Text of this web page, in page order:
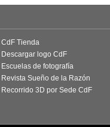
CdF Tienda
Descargar logo CdF
Escuelas de fotografía
Revista Sueño de la Razón
Recorrido 3D por Sede CdF